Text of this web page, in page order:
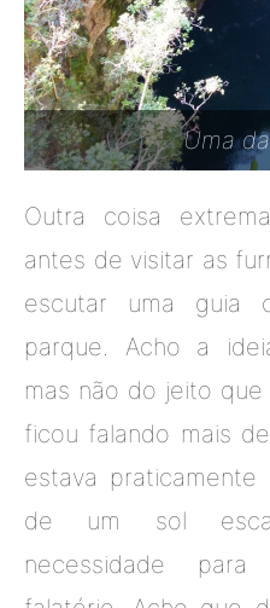
Uma
Outra coisa
antes de visitar as
escutar uma guia
parque. Acho a
mas não do jeito
ficou falando mais
estava praticamente
de um sol
necessidade